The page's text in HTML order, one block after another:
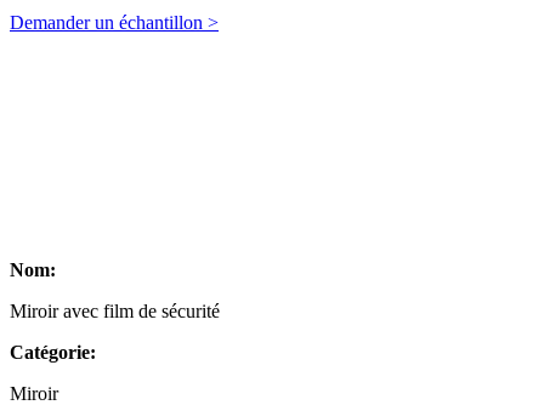
Demander un échantillon >
Nom:
Miroir avec film de sécurité
Catégorie:
Miroir